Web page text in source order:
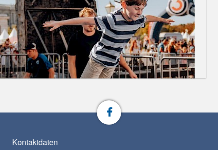
Kontaktdaten